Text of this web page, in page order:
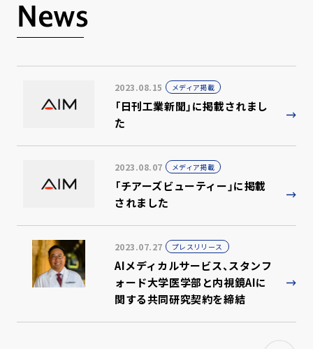
News
2023.08.15 メディア掲載
「日刊工業新聞」に掲載されまし
た
2023.08.07 メディア掲載
「チアーズビューティー」に掲載
されました
2023.07.27 プレスリリース
AIメディカルサービス、スタンフ
ォード大学医学部と内視鏡AIに
関する共同研究契約を締結